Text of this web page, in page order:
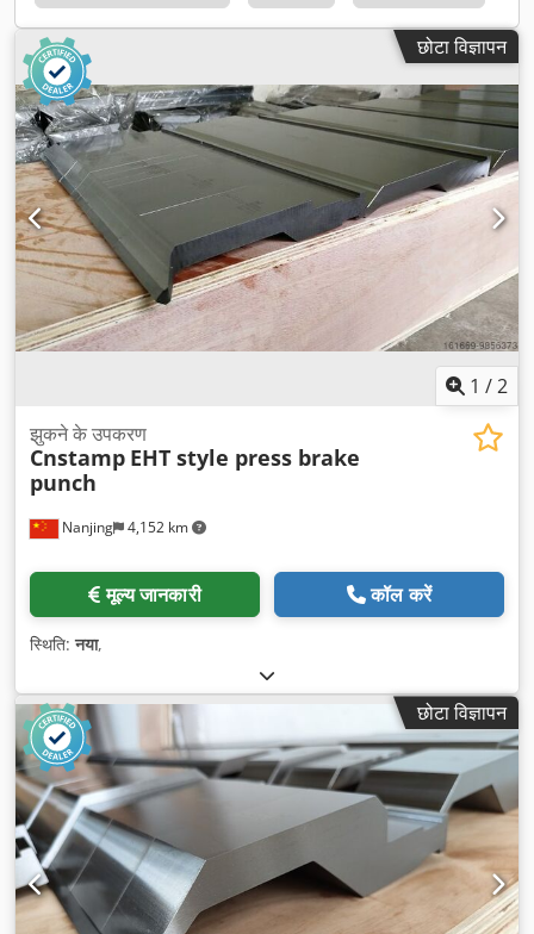
छोटा विज्ञापन
1 /2
Nanjing 4,152 km
झुकने के उपकरण
Cnstamp EHT style press brake
punch
मूल्य जानकारी कॉल करें
स्थिति:नया,
छोटा विज्ञापन